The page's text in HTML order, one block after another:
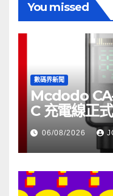
You missed
數碼界新聞
Mcdodo
C 充電線正
06/08/2026